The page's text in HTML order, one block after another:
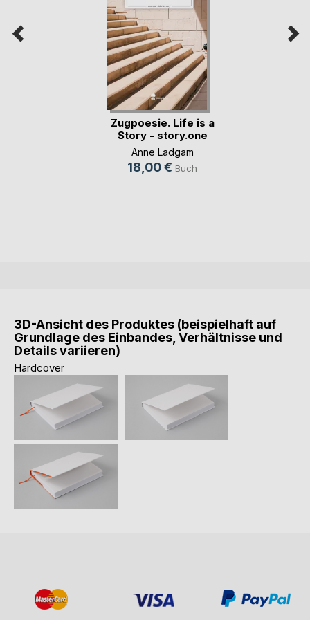
Zugpoesie. Life is a
Story - story.one
Anne Ladgam
18,00 € Buch
3D-Ansicht des Produktes (beispielhaft auf
Grundlage des Einbandes, Verhältnisse und
Details variieren)
Hardcover